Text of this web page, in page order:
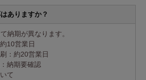
ありますか？
納期が異なります。
10営業日
：約20営業日
納期要確認
て